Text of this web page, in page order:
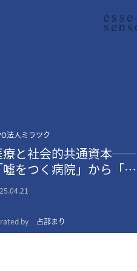
法人ミラツク
療と社会的共通資本──
嘘をつく病院」から「在
和ケア」へ
by 占部まり